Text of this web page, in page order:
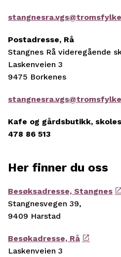
Postadresse, Rå
Stangnes Rå videregående
Laskenveien 3
9475 Borkenes
Kafe og gårdsbutikk,
478 86 513
Her finner du oss
Besøksadresse, Stangnes
Stangnesvegen 39,
9409 Harstad
Besøkadresse, Rå
Laskenveien 3